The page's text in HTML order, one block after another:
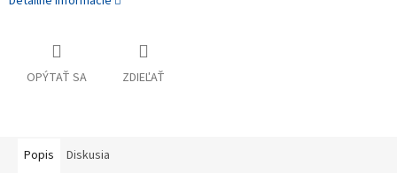
OPÝTAŤ SA ZDIEĽAŤ
Popis Diskusia